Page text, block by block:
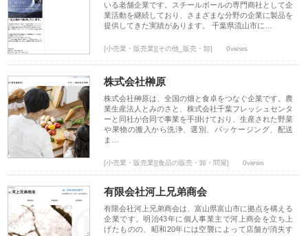
いる老舗企業です。スチールボールの専門商社として企
業活動を継続しており、さまざまな分野の企業に製品を
提供してきた実績があります。 千葉県流山市に…
[小売業・販売業][その他_販売・卸] 0views
株式会社榊原
株式会社榊原は、全国の畑と食卓をつなぐ企業です。農
業生産法人とみのさと、株式会社千葉フレッシュセンタ
ーと同社が合同で事業を手掛けており、生産された野菜
や果物の搬入から洗浄、選別、パッケージング、配送
ま…
[小売業・販売業][食品の販売・卸・問屋] 0views
有限会社河上兄弟商会
有限会社河上兄弟商会は、富山県富山市に拠点を構える
企業です。明治43年に個人事業主で河上商会を立ち上
げたものの、昭和20年には空襲によって店舗が消失す